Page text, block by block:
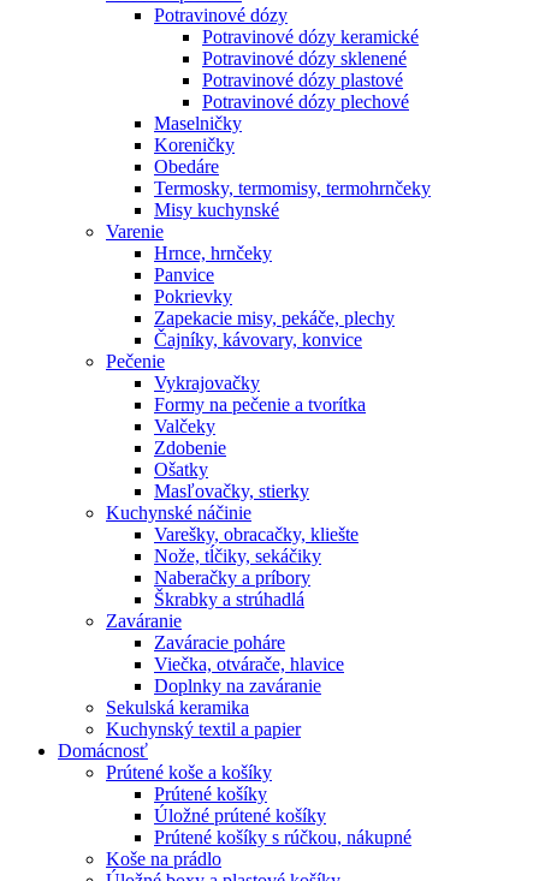
Potravinové dózy
Potravinové dózy keramické
Potravinové dózy sklenené
Potravinové dózy plastové
Potravinové dózy plechové
Maselničky
Koreničky
Obedáre
Termosky, termomisy, termohrnčeky
Misy kuchynské
Varenie
Hrnce, hrnčeky
Panvice
Pokrievky
Zapekacie misy, pekáče, plechy
Čajníky, kávovary, konvice
Pečenie
Vykrajovačky
Formy na pečenie a tvorítka
Valčeky
Zdobenie
Ošatky
Masľovačky, stierky
Kuchynské náčinie
Varešky, obracačky, kliešte
Nože, tĺčiky, sekáčiky
Naberačky a príbory
Škrabky a strúhadlá
Zaváranie
Zaváracie poháre
Viečka, otvárače, hlavice
Doplnky na zaváranie
Sekulská keramika
Kuchynský textil a papier
Domácnosť
Prútené koše a košíky
Prútené košíky
Úložné prútené košíky
Prútené košíky s rúčkou, nákupné
Koše na prádlo